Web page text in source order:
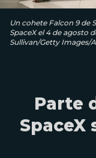
Un cohete Falcon 9 de
SpaceX el 4 de agosto
Sullivan/Getty Images/
Parte
SpaceX